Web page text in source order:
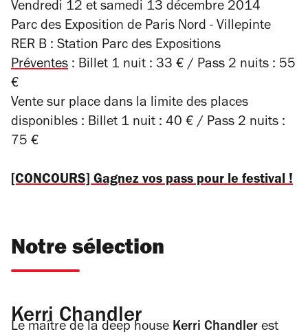
Vendredi 12 et samedi 13 décembre 2014
Parc des Exposition de Paris Nord - Villepinte
RER B : Station Parc des Expositions
Préventes : Billet 1 nuit : 33 € / Pass 2 nuits : 55
€
Vente sur place dans la limite des places
disponibles : Billet 1 nuit : 40 € / Pass 2 nuits :
75 €
[CONCOURS] Gagnez vos pass pour le festival !
Notre sélection
Kerri Chandler
Le maître de la deep house Kerri Chandler est